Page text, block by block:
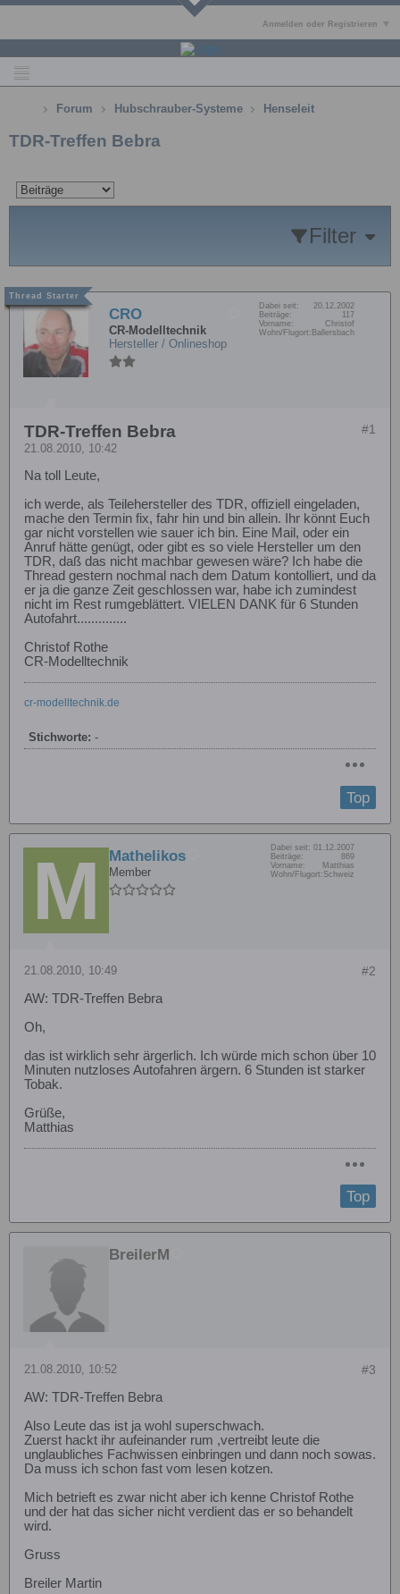
Anmelden oder Registrieren
Forum Hubschrauber-Systeme Henseleit
TDR-Treffen Bebra
Filter
CRO
CR-Modelltechnik
Hersteller / Onlineshop
Dabei seit:
20.12.2002
Beiträge:
117
Vorname:
Christof
Wohn/Flugort: Ballersbach
#1
TDR-Treffen Bebra
21.08.2010, 10:42
Na toll Leute,
ich werde, als Teilehersteller des TDR, offiziell eingeladen,
mache den Termin fix, fahr hin und bin allein. Ihr könnt Euch
gar nicht vorstellen wie sauer ich bin. Eine Mail, oder ein
Anruf hätte genügt, oder gibt es so viele Hersteller um den
TDR, daß das nicht machbar gewesen wäre? Ich habe die
Thread gestern nochmal nach dem Datum kontolliert, und da
er ja die ganze Zeit geschlossen war, habe ich zumindest
nicht im Rest rumgeblättert. VIELEN DANK für 6 Stunden
Autofahrt..............
Christof Rothe
CR-Modelltechnik
cr-modelltechnik.de
Stichworte: -
Top
Mathelikos
Member
Dabei seit: 01.12.2007
Beiträge:
869
Vorname:
Matthias
Wohn/Flugort: Schweiz
#2
21.08.2010, 10:49
AW: TDR-Treffen Bebra
Oh,
das ist wirklich sehr ärgerlich. Ich würde mich schon über 10
Minuten nutzloses Autofahren ärgern. 6 Stunden ist starker
Tobak.
Grüße,
Matthias
Top
BreilerM
#3
21.08.2010, 10:52
AW: TDR-Treffen Bebra
Also Leute das ist ja wohl superschwach.
Zuerst hackt ihr aufeinander rum ,vertreibt leute die
unglaubliches Fachwissen einbringen und dann noch sowas.
Da muss ich schon fast vom lesen kotzen.
Mich betrieft es zwar nicht aber ich kenne Christof Rothe
und der hat das sicher nicht verdient das er so behandelt
wird.
Gruss
Breiler Martin